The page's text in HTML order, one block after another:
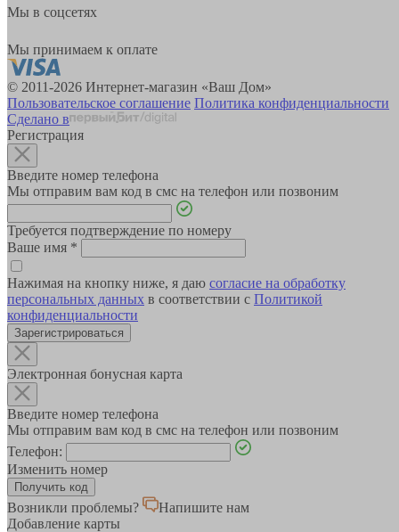
Мы в соцсетях
Мы принимаем к оплате
© 2011-2026 Интернет-магазин «Ваш Дом»
Пользовательское соглашение Политика конфиденциальности
Сделано в
Регистрация
Введите номер телефона
Мы отправим вам код в смс на телефон или позвоним
Требуется подтверждение по номеру
Ваше имя *
Нажимая на кнопку ниже, я даю согласие на обработку
персональных данных в соответствии с Политикой
конфиденциальности
Зарегистрироваться
Электронная бонусная карта
Введите номер телефона
Мы отправим вам код в смс на телефон или позвоним
Телефон:
Изменить номер
Возникли проблемы?
Напишите нам
Добавление карты